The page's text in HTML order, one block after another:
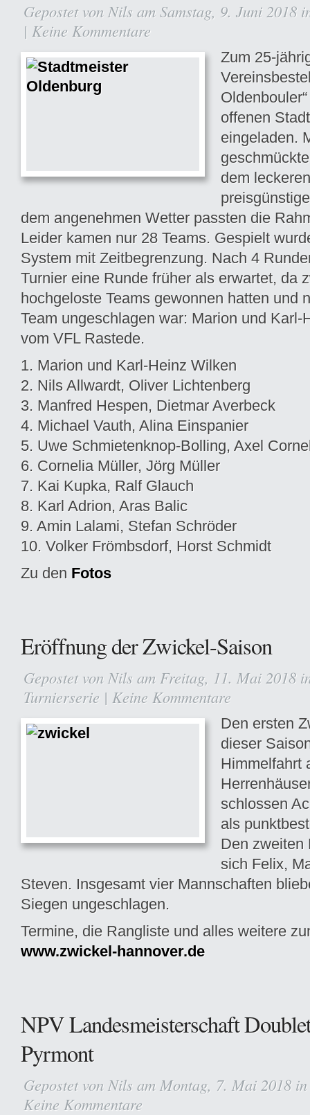
Gepostet von Nils am Samstag, 9. Juni 2018
| Keine Kommentare
Zum 25-
offenen
eingeladen.
dem
dem angenehmen Wetter passten die
Leider kamen nur 28 Teams. Gespielt
System mit Zeitbegrenzung. Nach 4
Turnier eine Runde früher als erwartet, da
hochgeloste Teams gewonnen hatten und
Team ungeschlagen war: Marion und Karl-
vom VFL Rastede.
1. Marion und Karl-Heinz Wilken
2. Nils Allwardt, Oliver Lichtenberg
3. Manfred Hespen, Dietmar Averbeck
4. Michael Vauth, Alina Einspanier
5. Uwe Schmietenknop-Bolling, Axel
6. Cornelia Müller, Jörg Müller
7. Kai Kupka, Ralf Glauch
8. Karl Adrion, Aras Balic
9. Amin Lalami, Stefan Schröder
10. Volker Frömbsdorf, Horst Schmidt
Zu den Fotos
Eröffnung der Zwickel-Saison
Gepostet von Nils am Freitag, 11. Mai 2018
Turnierserie | Keine Kommentare
Den ersten
dieser
Himmelfahrt
schlossen
als
Den zweiten
sich Felix,
Steven. Insgesamt vier Mannschaften
Siegen ungeschlagen.
Termine, die Rangliste und alles weitere
www.zwickel-hannover.de
NPV Landesmeisterschaft
Pyrmont
Gepostet von Nils am Montag, 7. Mai 2018
Keine Kommentare